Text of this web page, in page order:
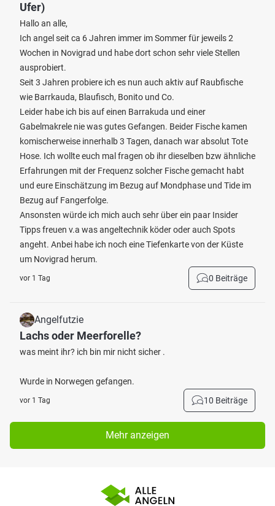
Ufer)
Hallo an alle,
Ich angel seit ca 6 Jahren immer im Sommer für jeweils 2
Wochen in Novigrad und habe dort schon sehr viele Stellen
ausprobiert.
Seit 3 Jahren probiere ich es nun auch aktiv auf Raubfische
wie Barrkauda, Blaufisch, Bonito und Co.
Leider habe ich bis auf einen Barrakuda und einer
Gabelmakrele nie was gutes Gefangen. Beider Fische kamen
komischerweise innerhalb 3 Tagen, danach war absolut Tote
Hose. Ich wollte euch mal fragen ob ihr dieselben bzw ähnliche
Erfahrungen mit der Frequenz solcher Fische gemacht habt
und eure Einschätzung im Bezug auf Mondphase und Tide im
Bezug auf Fangerfolge.
Ansonsten würde ich mich auch sehr über ein paar Insider
Tipps freuen v.a was angeltechnik köder oder auch Spots
angeht. Anbei habe ich noch eine Tiefenkarte von der Küste
um Novigrad herum.
vor 1 Tag 0 Beiträge
Angelfutzie
Lachs oder Meerforelle?
was meint ihr? ich bin mir nicht sicher .
Wurde in Norwegen gefangen.
vor 1 Tag 10 Beiträge
Mehr anzeigen